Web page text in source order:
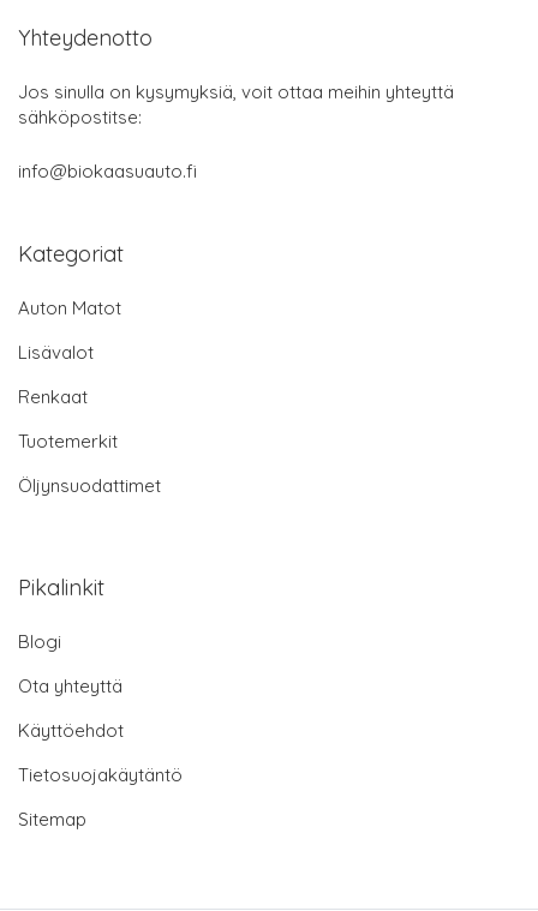
Yhteydenotto
Jos sinulla on kysymyksiä, voit ottaa meihin yhteyttä
sähköpostitse:
info@biokaasuauto.fi
Kategoriat
Auton Matot
Lisävalot
Renkaat
Tuotemerkit
Öljynsuodattimet
Pikalinkit
Blogi
Ota yhteyttä
Käyttöehdot
Tietosuojakäytäntö
Sitemap